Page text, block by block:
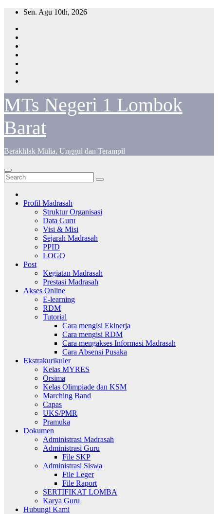
Skip
content
Sen. Agu 10th, 2026
MTs Negeri 1 Lombok
Barat
Berakhlak Mulia, Unggul dan Terampil
Profil Madrasah
Struktur Organisasi
Data Guru
Visi & Misi
Sejarah Madrasah
PPID
LOGO
Post
Kegiatan Madrasah
Prestasi Madrasah
Akses Online
E-learning
RDM
Tutorial
Cara mengisi Ekinerja
Cara mengisi RDM
Cara mengakses Informasi Madrasah
Cara Absensi Pusaka
Ekstrakurikuler
Kelas MYRES
Orsima
Kelas Olimpiade dan KSM
Marching Band
Capas
UKS/PMR
Pramuka
Dokumen
Administrasi Madrasah
Administrasi Guru
File SKP
Administrasi Siswa
File Leger
File Raport
SERTIFIKAT LOMBA
Karya Guru
Hubungi Kami